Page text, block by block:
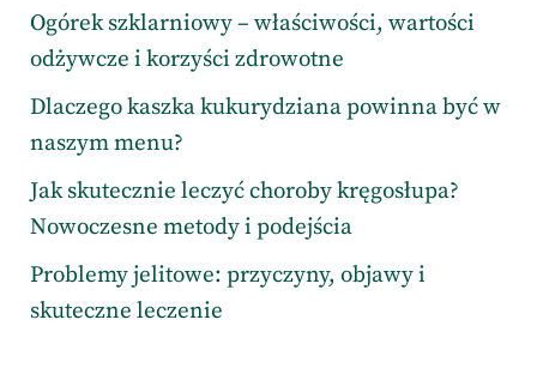
Ogórek szklarniowy – właściwości, wartości
odżywcze i korzyści zdrowotne
Dlaczego kaszka kukurydziana powinna być w
naszym menu?
Jak skutecznie leczyć choroby kręgosłupa?
Nowoczesne metody i podejścia
Problemy jelitowe: przyczyny, objawy i
skuteczne leczenie